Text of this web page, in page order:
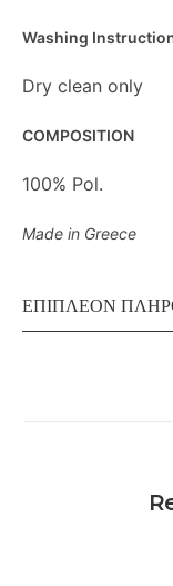
Washing
Dry clean only
COMPOSITION
100% Pol.
Made in Greece
ΕΠΙΠΛΈΟΝ